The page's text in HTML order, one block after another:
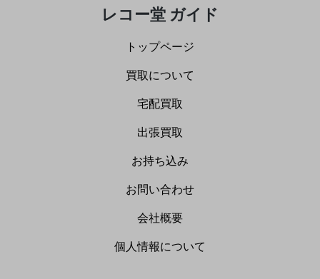
レコー堂 ガイド
トップページ
買取について
宅配買取
出張買取
お持ち込み
お問い合わせ
会社概要
個人情報について